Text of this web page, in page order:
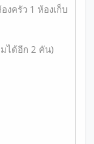
งครัว 1 ห้องเก็บ
ได้อีก 2 คัน)